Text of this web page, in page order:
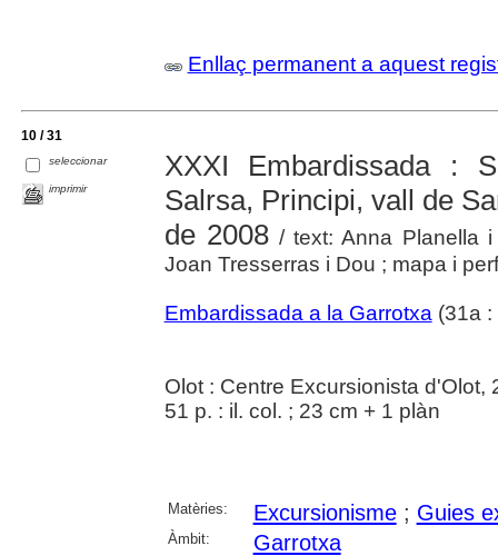
Enllaç permanent a aquest
10 / 31
seleccionar
imprimir
XXXI Embardissada :
Salrsa, Principi, vall de
de 2008 / text: Anna Planella
Joan Tresserras i Dou ; mapa i
Embardissada a la Garrotxa (31a :
Olot : Centre Excursionista d'Olot,
51 p. : il. col. ; 23 cm + 1 plàn
Matèries: Excursionisme; Guies
Àmbit: Garrotxa